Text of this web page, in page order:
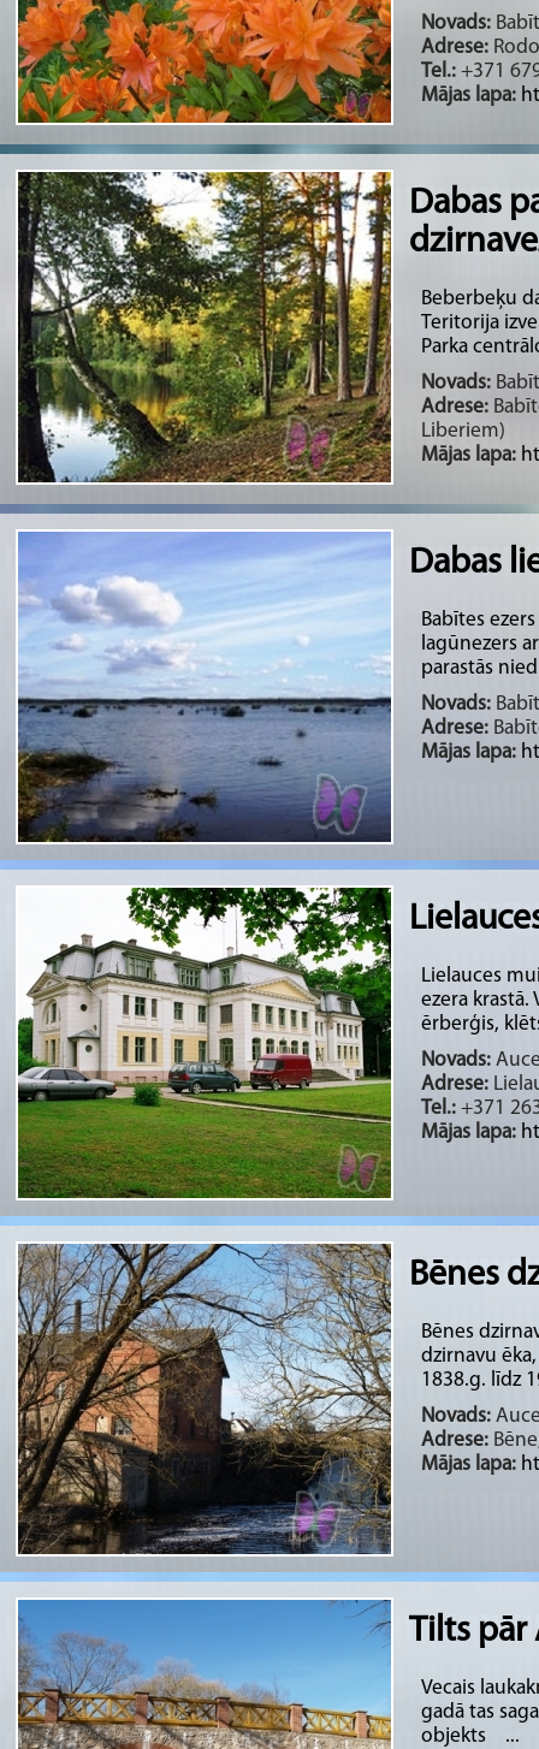
Novads:
Adrese:
Tel.: +371
Mājas lapa:
Dabas
Beberbeķu
Teritorija
Parka
Novads:
Adrese:
Liberiem)
Mājas lapa:
Dabas
Babītes
lagūnezers
parastās
Novads:
Adrese:
Mājas lapa:
Lielauces
ezera
ērberģis,
Novads:
Adrese:
Tel.: +371
Mājas lapa:
Bēnes
Bēnes
dzirnavu
1838.g. līdz
Novads:
Adrese:
Mājas lapa:
Tilts pār
Vecais
gadā tas
objekts ...